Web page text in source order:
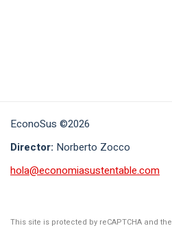
EconoSus ©2026
Director: Norberto Zocco
hola@economiasustentable.com
This site is protected by reCAPTCHA and the